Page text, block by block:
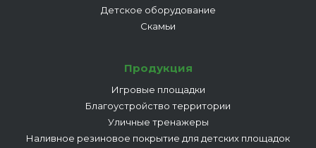
Детское оборудование
Скамьи
Продукция
Игровые площадки
Благоустройство территории
Уличные тренажеры
Наливное резиновое покрытие для детских площадок